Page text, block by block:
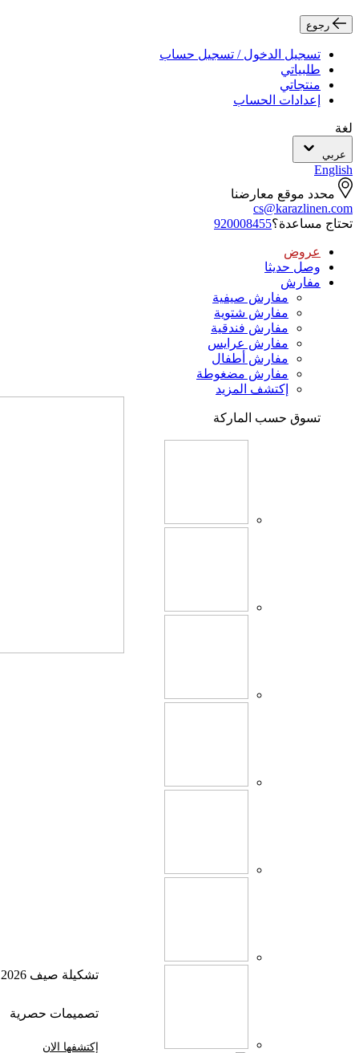
رجوع
تسجيل الدخول / تسجيل حساب
طلبياتي
منتجاتي
إعدادات الحساب
لغة
عربي
English
محدد موقع معارضنا
cs@karazlinen.com
تحتاج مساعدة؟920008455
عروض
وصل حديثا
مفارش
مفارش صيفية
مفارش شتوية
مفارش فندقية
مفارش عرايس
مفارش أطفال
مفارش مضغوطة
إكتشف المزيد
تسوق حسب الماركة
تشكيلة صيف 2026
تصميمات حصرية
إكتشفها الان